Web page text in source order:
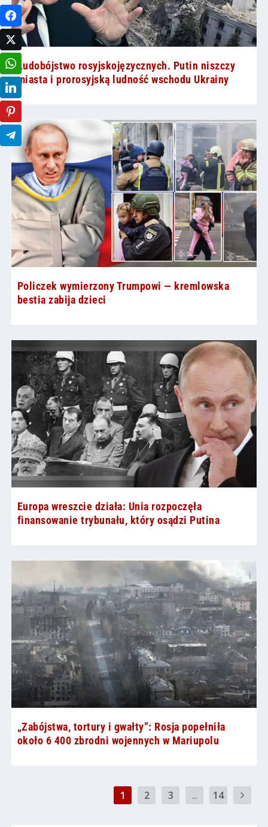
Ludobójstwo rosyjskojęzycznych. Putin niszczy
miasta i prorosyjską ludność wschodu Ukrainy
Policzek wymierzony Trumpowi — kremlowska
bestia zabija dzieci
Europa wreszcie działa: Unia rozpoczęła
finansowanie trybunału, który osądzi Putina
„Zabójstwa, tortury i gwałty”: Rosja popełniła
około 6 400 zbrodni wojennych w Mariupolu
1 2 3 ... 14